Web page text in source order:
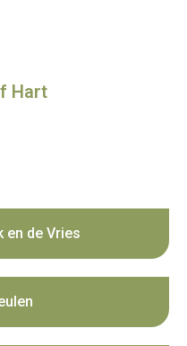
Hart
en de Vries